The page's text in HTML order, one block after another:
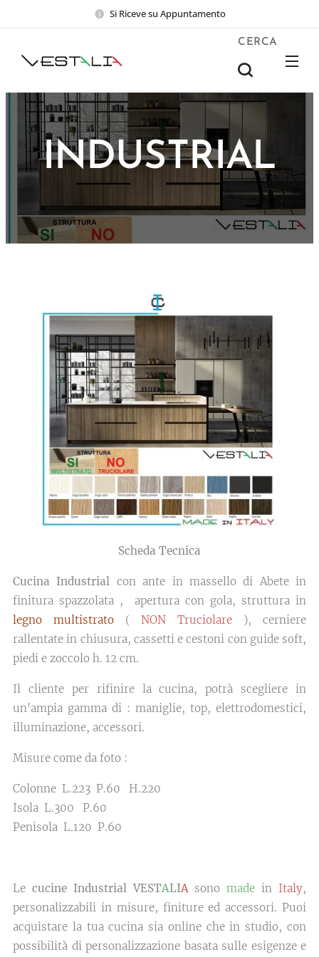
Si Riceve su Appuntamento
CERCA
INDUSTRIAL
Scheda Tecnica
Cucina Industrial con ante in massello di Abete in
finitura spazzolata , apertura con gola, struttura in
legno multistrato ( NON Truciolare ), cerniere
rallentate in chiusura, cassetti e cestoni con guide soft,
piedi e zoccolo h. 12 cm.
Il cliente per rifinire la cucina, potrà scegliere in
un'ampia gamma di : maniglie, top, elettrodomestici,
illuminazione, accessori.
Misure come da foto :
Colonne L.223 P.60 H.220
Isola L.300 P.60
Penisola L.120 P.60
Le cucine Industrial VESTALIAsonomade in Italy,
personalizzabili in misure, finiture ed accessori. Puoi
acquistare la tua cucina sia online che in studio, con
possibilità di personalizzazione basata sulle esigenze e